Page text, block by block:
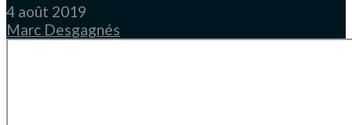
4 août 2019
Marc Desgagnés